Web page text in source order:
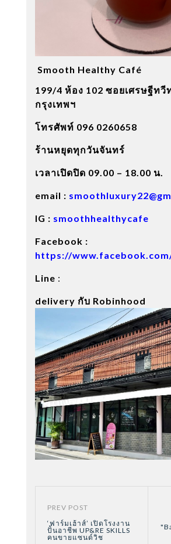
Smooth Healthy Café
199/4 ห้อง 102 ซอยเศรษฐีท
กรุงเทพฯ
โทรศัพท์ 096 0260658
ร้านหยุดทุกวันจันทร์
เวลาเปิดปิด 09.00 – 18.00 น.
email :
IG : smoothhealthycafe
Facebook :
https://
Line :
delivery กับ Robinhood
PREV POST
‘ฟาร์มเฮ้าส์’ เปิดโรงงาน
ปั้นอาชีพ UP&RE SKILLS
คนขายแซนด์วิช